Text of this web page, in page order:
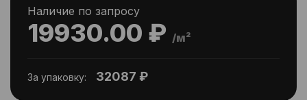
19930.00 ₽ /м²
Наличие по запросу
За упаковку: 32087 ₽